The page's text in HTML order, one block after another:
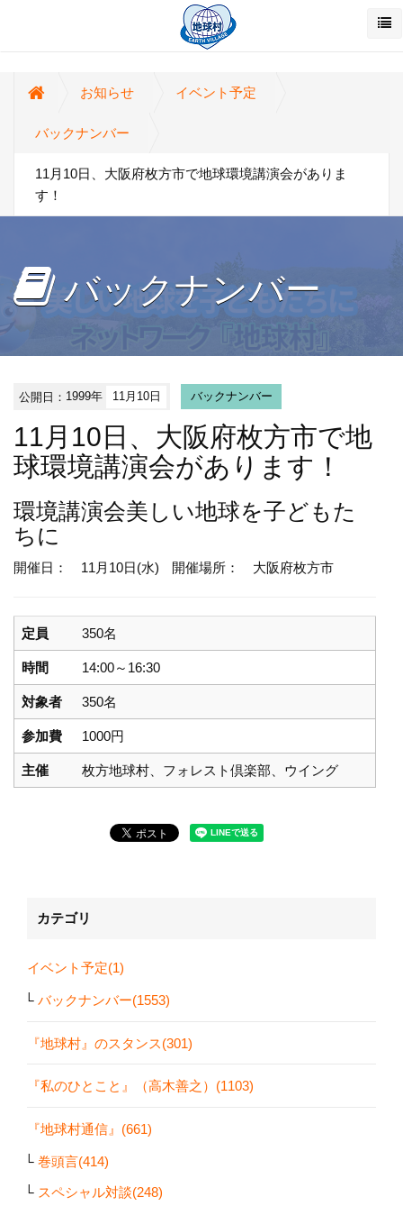
お知らせ イベント予定
バックナンバー
11月10日、大阪府枚方市で地球環境講演会がありま
す！
バックナンバー
公開日： 1999年 11月10日 バックナンバー
11月10日、大阪府枚方市で地
球環境講演会があります！
環境講演会美しい地球を子どもた
ちに
開催日： 11月10日(水) 開催場所： 大阪府枚方市
定員 350名
時間 14:00～16:30
対象者 350名
参加費 1000円
主催 枚方地球村、フォレスト倶楽部、ウイング
カテゴリ
イベント予定(1)
バックナンバー(1553)
『地球村』のスタンス(301)
『私のひとこと』（高木善之）(1103)
『地球村通信』(661)
巻頭言(414)
スペシャル対談(248)